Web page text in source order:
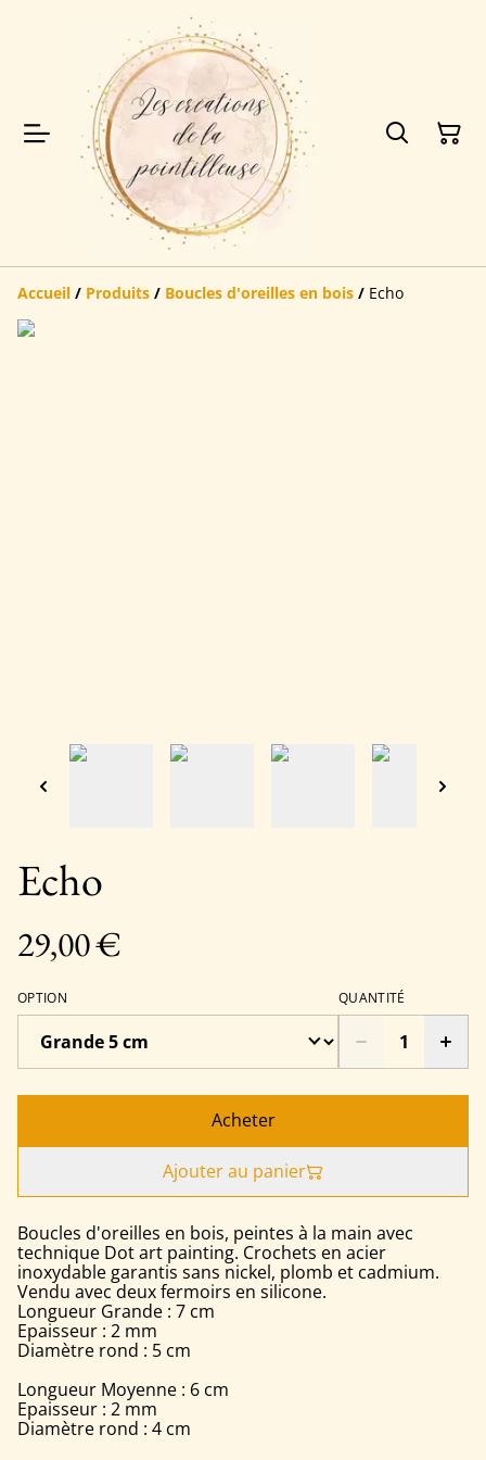
Accueil / Produits / Boucles d'oreilles en bois / Echo
Echo
29,00 €
OPTION QUANTITÉ
Acheter
Ajouter au panier
Boucles d'oreilles en bois, peintes à la main avec
technique Dot art painting. Crochets en acier
inoxydable garantis sans nickel, plomb et cadmium.
Vendu avec deux fermoirs en silicone.
Longueur Grande : 7 cm
Epaisseur : 2 mm
Diamètre rond : 5 cm
Longueur Moyenne : 6 cm
Epaisseur : 2 mm
Diamètre rond : 4 cm